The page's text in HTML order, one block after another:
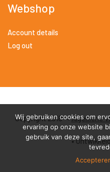
Webshop
Account details
Log out
Copyright 2018 •Algemene
•
Wij gebruiken cookies om
ervaring op onze website
gebruik van deze site,